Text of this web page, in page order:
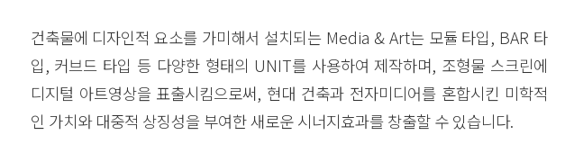
건축물에 디자인적 요소를 가미해서 설치되는 Media & Art는 모듈 타입, BAR 타
입, 커브드 타입 등 다양한 형태의 UNIT를 사용하여 제작하며, 조형물 스크린에
디지털 아트영상을 표출시킴으로써, 현대 건축과 전자미디어를 혼합시킨 미학적
인 가치와 대중적 상징성을 부여한 새로운 시너지효과를 창출할 수 있습니다.